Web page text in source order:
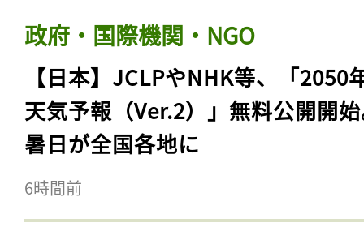
政府・国際機関・NGO
【日本】JCLPやNHK等、「2050
天気予報（Ver.2）」無料公開開
暑日が全国各地に
6時間前